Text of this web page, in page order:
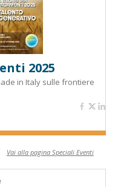
2025
in Italy sulle frontiere
Vai alla pagina Speciali Eventi